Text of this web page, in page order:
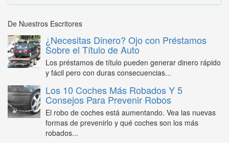
De Nuestros Escritores
¿Necesitas Dinero? Ojo con Préstamos
Sobre el Título de Auto
Los préstamos de título pueden generar dinero rápido
y fácil pero con duras consecuencias...
Los 10 Coches Más Robados Y 5
Consejos Para Prevenir Robos
El robo de coches está aumentando. Vea las nuevas
formas de prevenirlo y qué coches son los más
robados...